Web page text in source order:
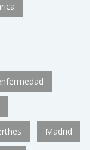
Madrid